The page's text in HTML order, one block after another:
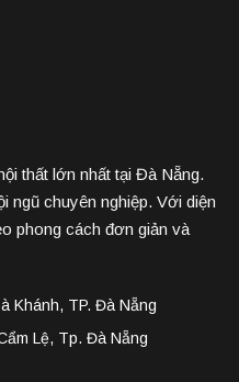
thất lớn nhất tại Đà Nẵng.
ngũ chuyên nghiệp. Với diện
phong cách đơn giản và
Khánh, TP. Đà Nẵng
Lệ, Tp. Đà Nẵng